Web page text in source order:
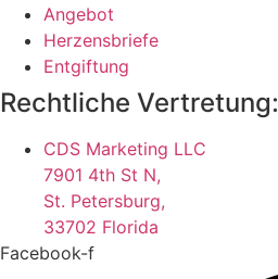
Angebot
Herzensbriefe
Entgiftung
Rechtliche Vertretung:
CDS Marketing LLC
7901 4th St N,
St. Petersburg,
33702 Florida
Facebook-f